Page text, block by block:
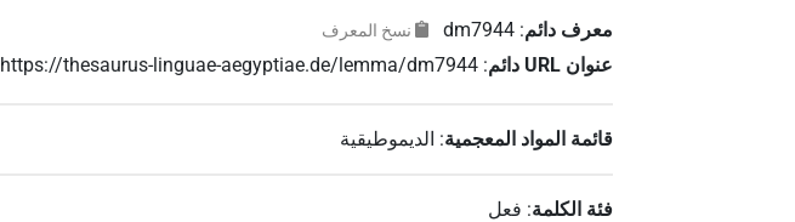
معرف دائم:
dm7944 نسخ المعرف
عنوان‏ ‏URL‏ دائم :
https://thesaurus-linguae-aegyptiae.de/lemma/dm7944
قائمة المواد المعجمية: الديموطيقية
فئة الكلمة: فعل